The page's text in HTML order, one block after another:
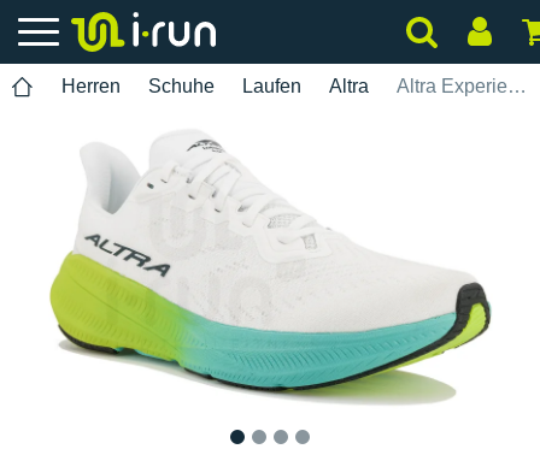
Herren Schuhe Laufen Altra Altra Experience Flow 2 Herren